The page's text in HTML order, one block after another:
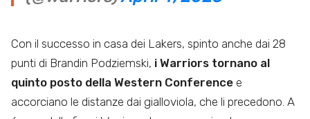
Con il successo in casa dei Lakers, spinto anche dai 28
punti di Brandin Podziemski, i Warriors tornano al
quinto posto della Western Conference e
accorciano le distanze dai gialloviola, che li precedono. A